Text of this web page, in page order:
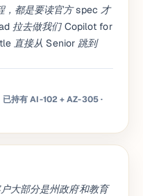
都是要读官方 spec 才
拉去做我们 Copilot for
直接从 Senior 跳到
持有 AI-102 + AZ-305·
大部分是州政府和教育